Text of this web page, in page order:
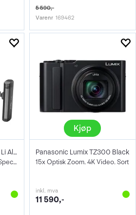
5 590,-
Varenr 169462
Smallrig 4596 x Brandon Li All-In-One
Komplett mobil videorigg Special Edition
Kjøp
Panasonic Lumix TZ300 Black
15x Optisk Zoom. 4K Video. Sort
inkl. mva
11 590,-